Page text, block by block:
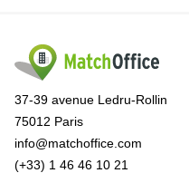
37-39 avenue Ledru-Rollin
75012 Paris
info@matchoffice.com
(+33) 1 46 46 10 21